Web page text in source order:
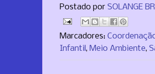
Postado por SOLANGE
Marcadores:
Infantil , Meio Ambiente,